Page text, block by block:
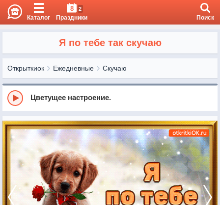
Каталог
8 2
Праздники Поиск
Я по тебе так скучаю
Открыткиок Ежедневные Скучаю
Цветущее настроение.